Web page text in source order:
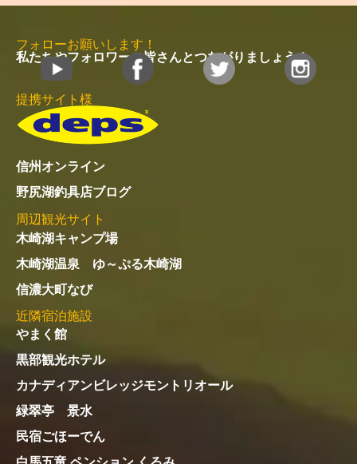
フォローお願いします！
私たちやフォロワーの皆さんとつながりましょう！
提携サイト様
信州オンライン
野尻湖釣具店ブログ
周辺観光サイト
木崎湖キャンプ場
木崎湖温泉 ゆ～ぷる木崎湖
信濃大町なび
近隣宿泊施設
やまく館
黒部観光ホテル
カナディアンビレッジモントリオール
緑翠亭 景水
民宿ごほーでん